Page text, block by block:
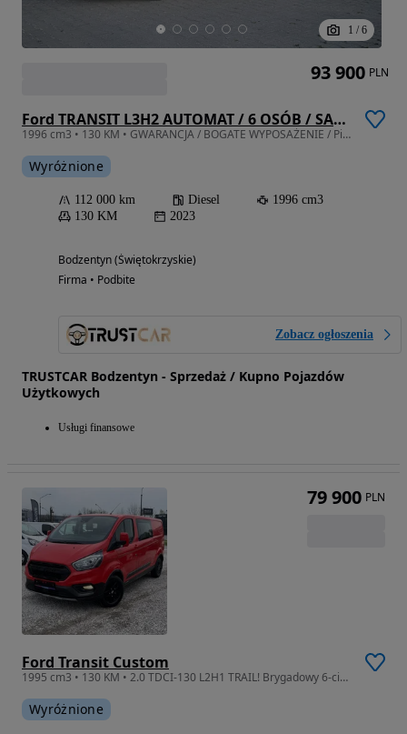
1 / 6
Ford TRANSIT L3H2 AUTOMAT / 6 OSÓB / SALON POLSKA / BEZWYPADKOWY / 2.0 130KM / LEASING / KREDYT
1996 cm3 • 130 KM • GWARANCJA / BOGATE WYPOSAŻENIE / Pierwszy właściciel / Faktura VAT 23%
Wyróżnione
112 000 km Diesel
1996 cm3
130 KM
2023
Bodzentyn (Świętokrzyskie)
Firma • Podbite
Zobacz ogłoszenia
TRUSTCAR Bodzentyn - Sprzedaż / Kupno Pojazdów
Użytkowych
Usługi finansowe
93 900 PLN
Ford Transit Custom
1995 cm3 • 130 KM • 2.0 TDCI-130 L2H1 TRAIL! Brygadowy 6-cio osobowy! Serwis ASO! Mod.2023
Wyróżnione
79 900 PLN